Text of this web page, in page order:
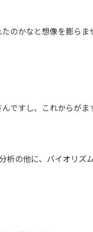
のかなと想像を膨らま
ですし、これからがま
析の他に、バイオリズ